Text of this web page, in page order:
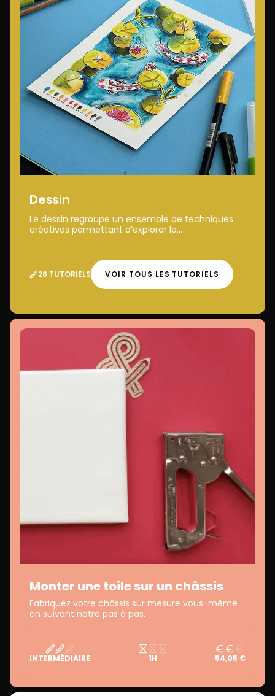
Dessin
Le dessin regroupe un ensemble de techniques
créatives permettant d’explorer le...
28 TUTORIELS VOIR TOUS LES TUTORIELS
Monter une toile sur un châssis
Fabriquez votre châssis sur mesure vous-même
en suivant notre pas à pas.
INTERMÉDIAIRE 1H 54,05 €